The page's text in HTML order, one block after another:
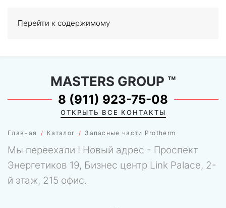
Перейти к содержимому
0
Главная Каталог Запасные части Protherm
MASTERS GROUP ™
8 (911) 923-75-08
ОТКРЫТЬ ВСЕ КОНТАКТЫ
Мы переехали ! Новый адрес - Проспект
Энергетиков 19, Бизнес центр Link Palace, 2-
й этаж, 215 офис.